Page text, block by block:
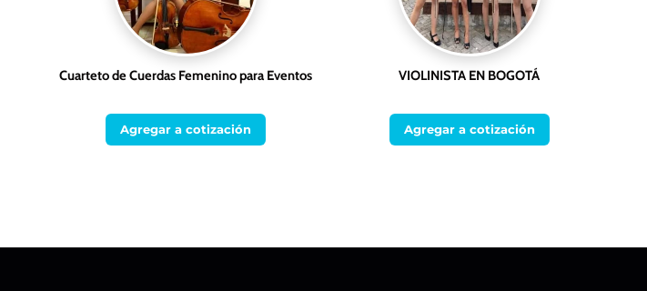
Cuarteto de Cuerdas Femenino para Eventos
Agregar a cotización
VIOLINISTA EN BOGOTÁ
Agregar a cotización